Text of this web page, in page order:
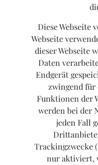
Diese Webseite
Webseite
dieser Webseite
Daten
Endgerät
zwingend für
Funktionen der
werden bei der
jeden Fall
Trackingzwecke
nur aktiviert,